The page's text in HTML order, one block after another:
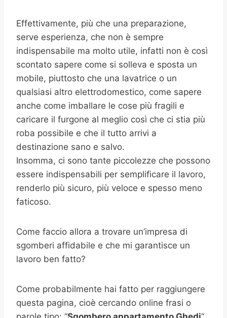
Effettivamente, più che una preparazione,
serve esperienza, che non è sempre
indispensabile ma molto utile, infatti non è così
scontato sapere come si solleva e sposta un
mobile, piuttosto che una lavatrice o un
qualsiasi altro elettrodomestico, come sapere
anche come imballare le cose più fragili e
caricare il furgone al meglio così che ci stia più
roba possibile e che il tutto arrivi a
destinazione sano e salvo.
Insomma, ci sono tante piccolezze che possono
essere indispensabili per semplificare il lavoro,
renderlo più sicuro, più veloce e spesso meno
faticoso.
Come faccio allora a trovare un’impresa di
sgomberi affidabile e che mi garantisce un
lavoro ben fatto?
Come probabilmente hai fatto per raggiungere
questa pagina, cioè cercando online frasi o